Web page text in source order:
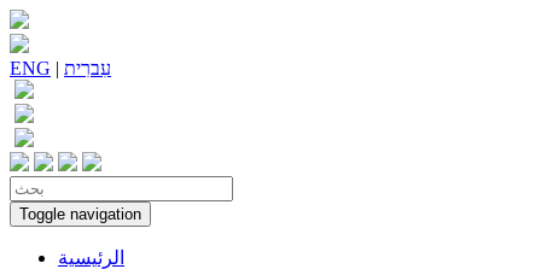
ENG | עִברִית
Toggle navigation
الرئيسية